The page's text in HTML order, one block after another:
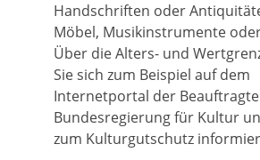
Handschriften oder
Möbel, Musikinstrumente
Über die Alters- und
Sie sich zum Beispiel auf dem
Internetportal der
Bundesregierung für Kultur
zum Kulturgutschutz